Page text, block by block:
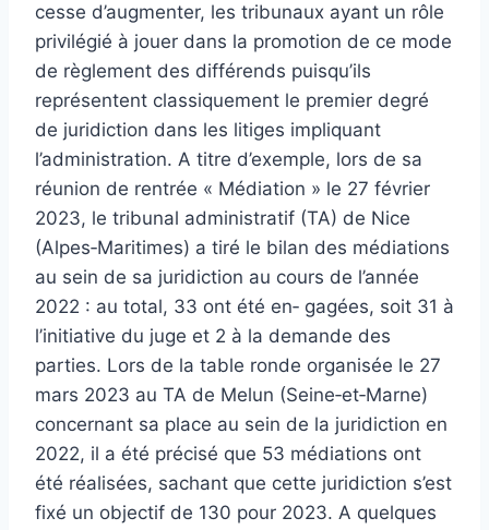
cesse d’augmenter, les tribunaux ayant un rôle
privilégié à jouer dans la promotion de ce mode
de règlement des différends puisqu’ils
représentent classiquement le premier degré
de juridiction dans les litiges impliquant
l’administration. A titre d’exemple, lors de sa
réunion de rentrée « Médiation » le 27 février
2023, le tribunal administratif (TA) de Nice
(Alpes‐Maritimes) a tiré le bilan des médiations
au sein de sa juridiction au cours de l’année
2022 : au total, 33 ont été en‐ gagées, soit 31 à
l’initiative du juge et 2 à la demande des
parties. Lors de la table ronde organisée le 27
mars 2023 au TA de Melun (Seine‐et‐Marne)
concernant sa place au sein de la juridiction en
2022, il a été précisé que 53 médiations ont
été réalisées, sachant que cette juridiction s’est
fixé un objectif de 130 pour 2023. A quelques